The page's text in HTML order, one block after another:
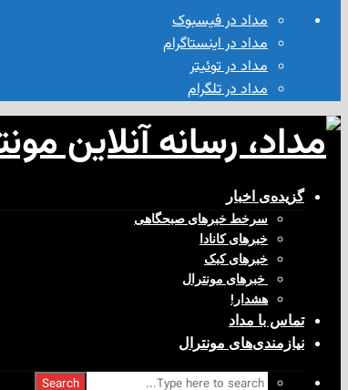
مداد در فیسبوک
مداد در اینستاگرام
مداد در توئیتر
مداد در تلگرام
گزیده‌ی‌ اخبار
سرخط خبرهای صبحگاهی
خبرهای کانادا
خبرهای کبک
‌ خبرهای مونترال
هشدار!
تماس با مداد
نیازمندی‌های مونترال
Search